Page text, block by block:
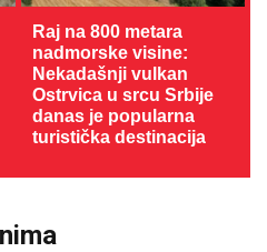
Raj na 800 metara
nadmorske visine:
Nekadašnji vulkan
Ostrvica u srcu Srbije
danas je popularna
turistička destinacija